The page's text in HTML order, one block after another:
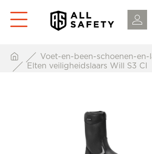
Voet-en-been-schoenen-en-
Elten veiligheidslaars Will S3 CI